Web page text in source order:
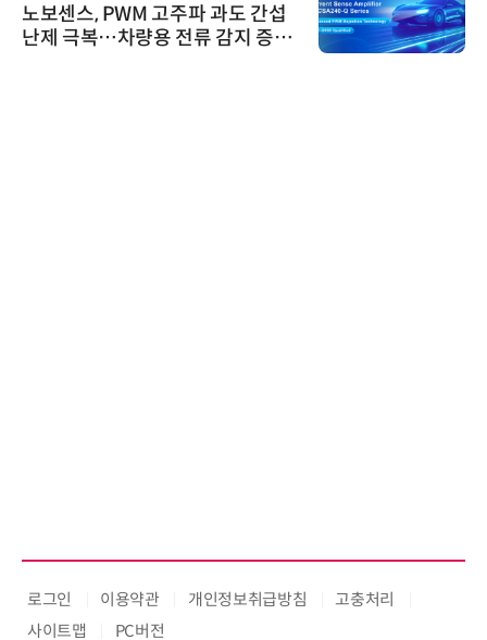
노보센스, PWM 고주파 과도 간섭
난제 극복…차량용 전류 감지 증폭
로그인 이용약관 개인정보취급방침
고충처리
사이트맵
PC버전